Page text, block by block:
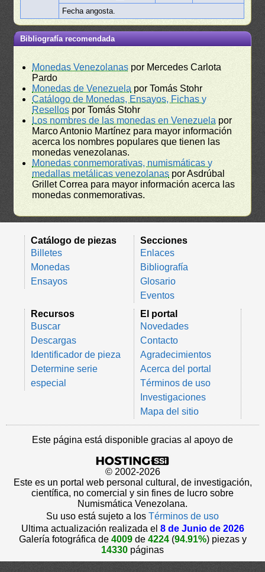
Fecha angosta.
Bibliografía recomendada
Monedas Venezolanas por Mercedes Carlota
Pardo
Monedas de Venezuela por Tomás Stohr
Catálogo de Monedas, Ensayos, Fichas y
Resellos por Tomás Stohr
Los nombres de las monedas en Venezuela por
Marco Antonio Martínez para mayor información
acerca los nombres populares que tienen las
monedas venezolanas.
Monedas conmemorativas, numismáticas y
medallas metálicas venezolanas por Asdrúbal
Grillet Correa para mayor información acerca las
monedas conmemorativas.
Catálogo de piezas
Billetes
Monedas
Ensayos
Secciones
Enlaces
Bibliografía
Glosario
Eventos
Recursos
Buscar
Descargas
Identificador de pieza
Determine serie
especial
El portal
Novedades
Contacto
Agradecimientos
Acerca del portal
Términos de uso
Investigaciones
Mapa del sitio
Este página está disponible gracias al apoyo de
© 2002-2026
Este es un portal web personal cultural, de investigación,
científica, no comercial y sin fines de lucro sobre
Numismática Venezolana.
Su uso está sujeto a los Términos de uso
Ultima actualización realizada el 8 de Junio de 2026
Galería fotográfica de 4009de 4224(94.91%) piezas y
14330 páginas